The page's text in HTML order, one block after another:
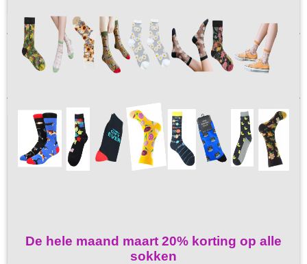
opties
Sorteer op:
De hele maand maart 20% korting op alle
sokken